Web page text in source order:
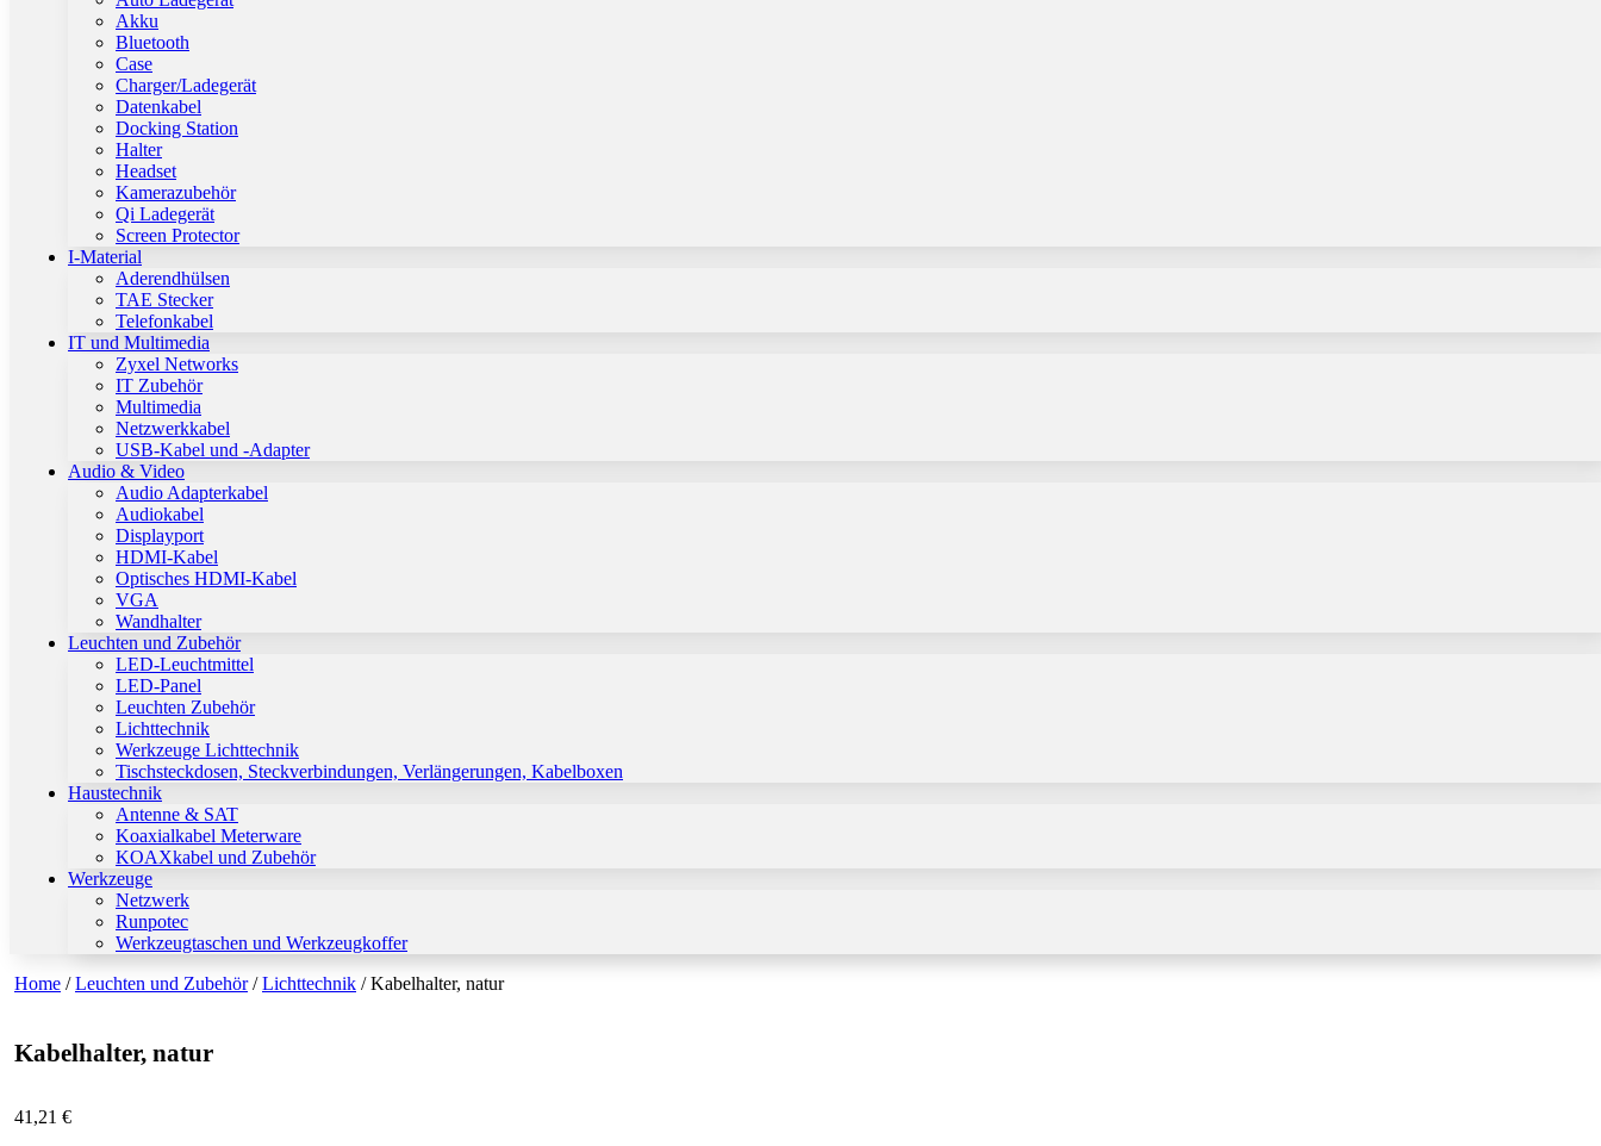
Akku
Bluetooth
Case
Charger/Ladegerät
Datenkabel
Docking Station
Halter
Headset
Kamerazubehör
Qi Ladegerät
Screen Protector
I-Material
Aderendhülsen
TAE Stecker
Telefonkabel
IT und Multimedia
Zyxel Networks
IT Zubehör
Multimedia
Netzwerkkabel
USB-Kabel und -Adapter
Audio & Video
Audio Adapterkabel
Audiokabel
Displayport
HDMI-Kabel
Optisches HDMI-Kabel
VGA
Wandhalter
Leuchten und Zubehör
LED-Leuchtmittel
LED-Panel
Leuchten Zubehör
Lichttechnik
Werkzeuge Lichttechnik
Tischsteckdosen, Steckverbindungen, Verlängerungen, Kabelboxen
Haustechnik
Antenne & SAT
Koaxialkabel Meterware
KOAXkabel und Zubehör
Werkzeuge
Netzwerk
Runpotec
Werkzeugtaschen und Werkzeugkoffer
Home /Leuchten und Zubehör/Lichttechnik / Kabelhalter, natur
Kabelhalter, natur
41,21 €